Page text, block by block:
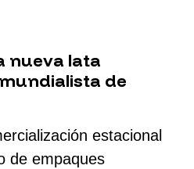
nueva lata
de
estacional
de empaques